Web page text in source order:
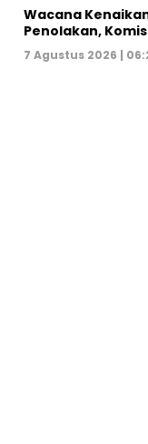
Wacana
Penolakan,
7 Agustus 2026 |